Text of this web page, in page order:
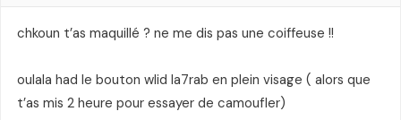
chkoun t’as maquillé ? ne me dis pas une coiffeuse !!
oulala had le bouton wlid la7rab en plein visage ( alors que
t’as mis 2 heure pour essayer de camoufler)